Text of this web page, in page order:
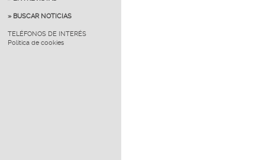
» BUSCAR NOTICIAS
TELÉFONOS DE INTERÉS
Política de cookies